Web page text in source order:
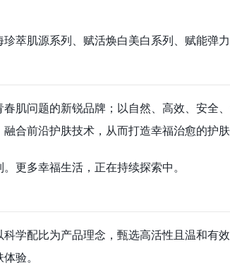
萃肌源系列、赋活焕白美白系列、赋能弹
肌问题的新锐品牌；以自然、高效、安全
合前沿护肤技术，从而打造幸福治愈的护肤
更多幸福生活，正在持续探索中。
学配比为产品理念，甄选高活性且温和有
验。